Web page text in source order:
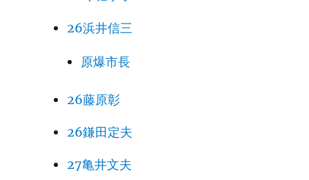
26浜井信三
原爆市長
26藤原彰
26鎌田定夫
27亀井文夫